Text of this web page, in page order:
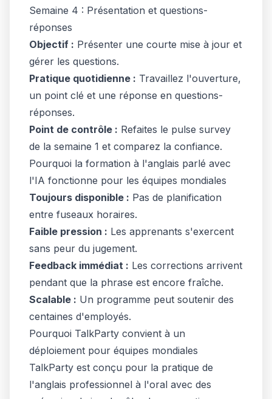
Semaine 4 : Présentation et questions-
réponses
Objectif : Présenter une courte mise à jour et
gérer les questions.
Pratique quotidienne : Travaillez l'ouverture,
un point clé et une réponse en questions-
réponses.
Point de contrôle : Refaites le pulse survey
de la semaine 1 et comparez la confiance.
Pourquoi la formation à l'anglais parlé avec
l'IA fonctionne pour les équipes mondiales
Toujours disponible : Pas de planification
entre fuseaux horaires.
Faible pression : Les apprenants s'exercent
sans peur du jugement.
Feedback immédiat : Les corrections arrivent
pendant que la phrase est encore fraîche.
Scalable : Un programme peut soutenir des
centaines d'employés.
Pourquoi TalkParty convient à un
déploiement pour équipes mondiales
TalkParty est conçu pour la pratique de
l'anglais professionnel à l'oral avec des